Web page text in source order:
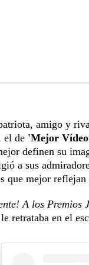
amigo y
el de 'Mejor
definen su
a sus
que mejor
A los Premios
retrataba en el